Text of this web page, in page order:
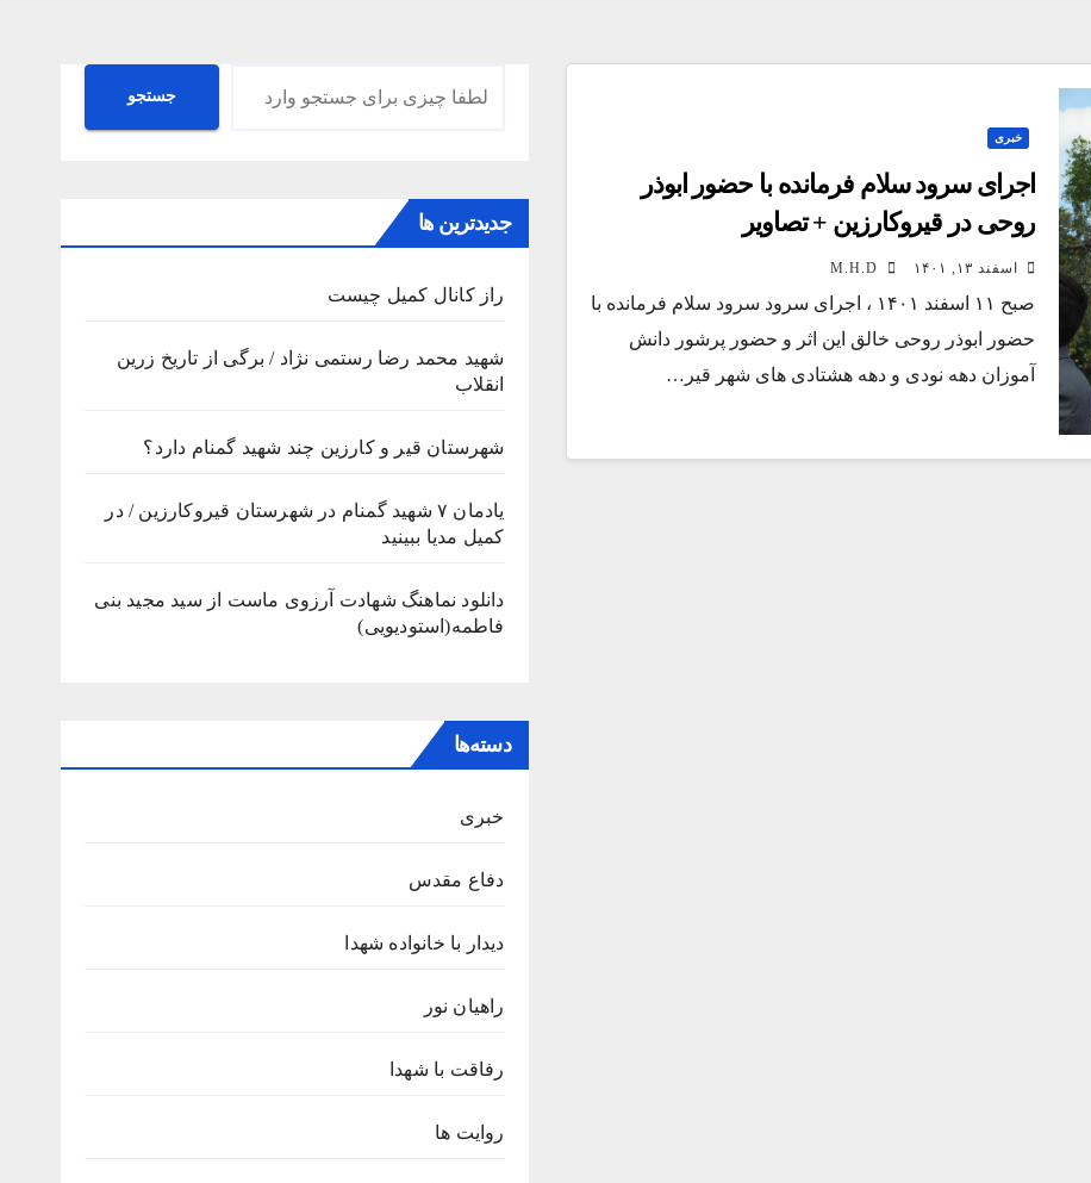
خبری
اجرای سرود سلام فرمانده با حضور ابوذر
روحی در قیروکارزین + تصاویر
اسفند ۱۳, ۱۴۰۱
صبح ۱۱ اسفند ۱۴۰۱ ، اجرای سرود سرود سلام فرمانده با
حضور ابوذر روحی خالق این اثر و حضور پرشور دانش
آموزان دهه نودی و دهه هشتادی های شهر قیر…
جستجو جستجو
جدیدترین ها
راز کانال کمیل چیست
شهید محمد رضا رستمی نژاد / برگی از تاریخ زرین
انقلاب
شهرستان قیر و کارزین چند شهید گمنام دارد؟
یادمان ۷ شهید گمنام در شهرستان قیروکارزین / در
کمیل مدیا ببینید
دانلود نماهنگ شهادت آرزوی ماست از سید مجید بنی
فاطمه(استودیویی)
دسته‌ها
خبری
دفاع مقدس
دیدار با خانواده شهدا
راهیان نور
رفاقت با شهدا
روایت ها